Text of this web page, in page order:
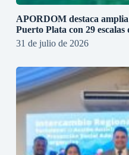
APORDOM destaca
Puerto Plata con 29 escalas
31 de julio de 2026